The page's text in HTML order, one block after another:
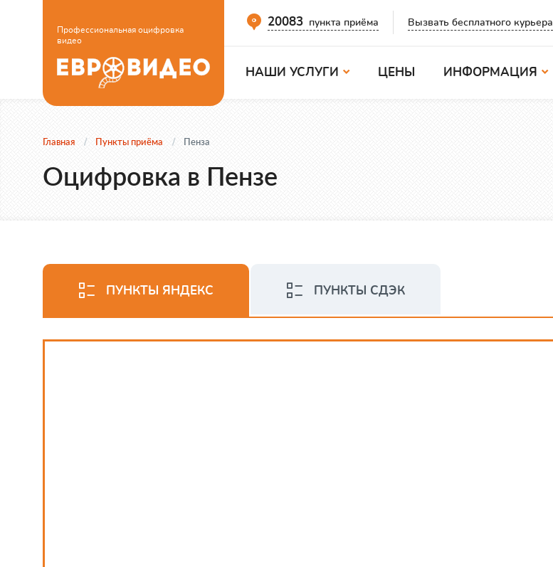
Профессиональная оцифровка
видео
20083 пункта приёма Вызвать бесплатного курьера
НАШИ УСЛУГИ ЦЕНЫ ИНФОРМАЦИЯ
Главная Пункты приёма Пенза
Оцифровка в Пензе
ПУНКТЫ ЯНДЕКС ПУНКТЫ СДЭК